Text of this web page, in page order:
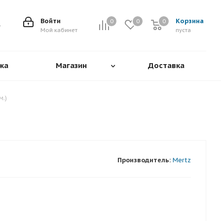
0 0 Корзина
0
пуста
0
Войти
Мой кабинет
Магазин Доставка
Производитель: Mertz